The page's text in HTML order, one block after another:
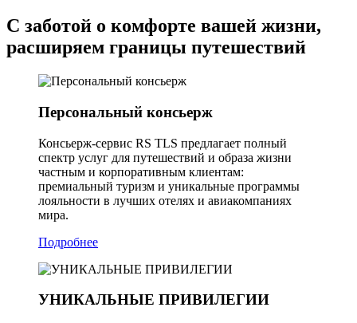
С заботой о комфорте вашей жизни,
расширяем границы путешествий
Персональный консьерж
Консьерж-сервис RS TLS предлагает полный
спектр услуг для путешествий и образа жизни
частным и корпоративным клиентам:
премиальный туризм и уникальные программы
лояльности в лучших отелях и авиакомпаниях
мира.
Подробнее
УНИКАЛЬНЫЕ ПРИВИЛЕГИИ